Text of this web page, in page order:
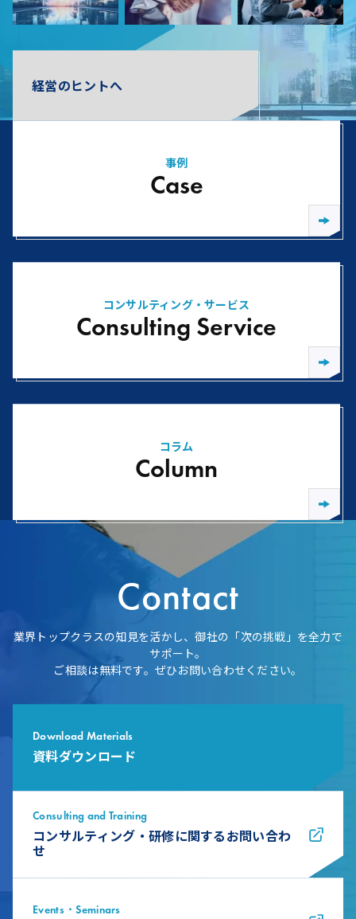
経営のヒントへ
事例
Case
コンサルティング・サービス
Consulting Service
コラム
Column
Contact
業界トップクラスの知見を活かし、御社の「次の挑戦」を全力で
サポート。
ご相談は無料です。ぜひお問い合わせください。
Download Materials
資料ダウンロード
Consulting and Training
コンサルティング・研修に関するお問い合わ
せ
Events・Seminars